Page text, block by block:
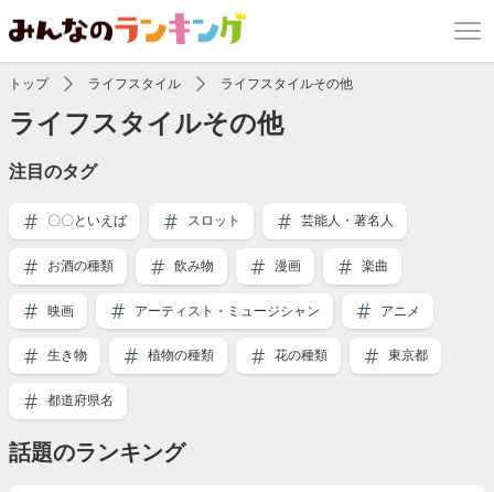
トップ ライフスタイル ライフスタイルその他
ライフスタイルその他
注目のタグ
〇〇といえば スロット 芸能人・著名人
お酒の種類 飲み物 漫画 楽曲
映画 アーティスト・ミュージシャン アニメ
生き物 植物の種類 花の種類 東京都
都道府県名
話題のランキング